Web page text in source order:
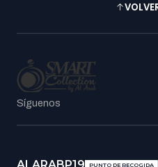
Síguenos
PUNTO DE RECOGIDA